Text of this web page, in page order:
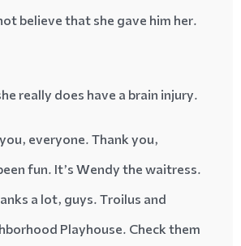
.Marshall
believe that she gave him her
.Robin
really does have a braininjury
everyone. Thank you,
fun. It’s Wendy the waitress.
a lot, guys. Troilus and
Playhouse. Check them